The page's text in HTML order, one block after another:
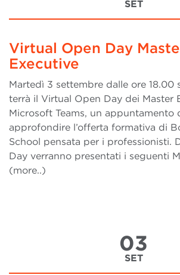
SET
Virtual Open Day
Executive
Martedì 3 settembre dalle ore 18.00
terrà il Virtual Open Day dei Master
Microsoft Teams, un appuntamento
approfondire l’offerta formativa di
School pensata per i professionisti.
Day verranno presentati i seguenti
(more..)
03
SET